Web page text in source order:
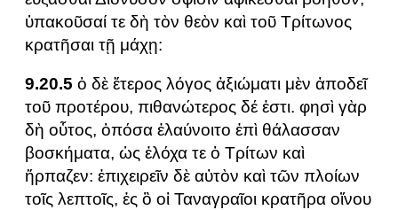
ὑπακοῦσαί τε δὴ τὸν θεὸν καὶ τοῦ Τρίτωνος
κρατῆσαι τῇ μάχῃ:
9.20.5 ὁ δὲ ἕτερος λόγος ἀξιώματι μὲν ἀποδεῖ
τοῦ προτέρου, πιθανώτερος δέ ἐστι. φησὶ γὰρ
δὴ οὗτος, ὁπόσα ἐλαύνοιτο ἐπὶ θάλασσαν
βοσκήματα, ὡς ἐλόχα τε ὁ Τρίτων καὶ
ἥρπαζεν: ἐπιχειρεῖν δὲ αὐτὸν καὶ τῶν πλοίων
τοῖς λεπτοῖς, ἐς ὃ οἱ Ταναγραῖοι κρατῆρα οἴνου